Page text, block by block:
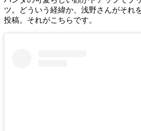
ツ。どういう経緯か、浅野さんがそれ
投稿。それがこちらです。